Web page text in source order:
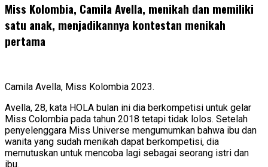
Miss Kolombia, Camila Avella, menikah dan memiliki
satu anak, menjadikannya kontestan menikah
pertama
Camila Avella, Miss Kolombia 2023.
Avella, 28, kata HOLA bulan ini dia berkompetisi untuk gelar
Miss Colombia pada tahun 2018 tetapi tidak lolos. Setelah
penyelenggara Miss Universe mengumumkan bahwa ibu dan
wanita yang sudah menikah dapat berkompetisi, dia
memutuskan untuk mencoba lagi sebagai seorang istri dan
ibu.